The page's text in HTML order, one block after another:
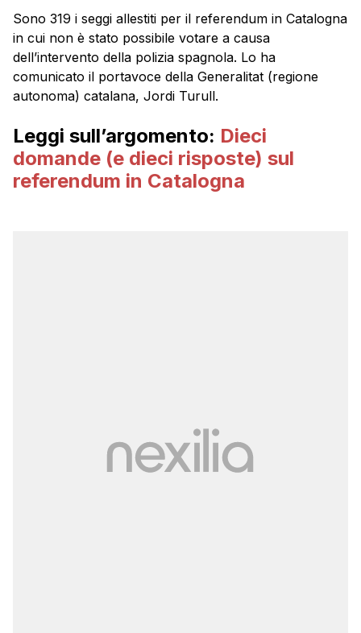
Sono 319 i seggi allestiti per il referendum in Catalogna
in cui non è stato possibile votare a causa
dell’intervento della polizia spagnola. Lo ha
comunicato il portavoce della Generalitat (regione
autonoma) catalana, Jordi Turull.
Leggi sull’argomento: Dieci
domande (e dieci risposte) sul
referendum in Catalogna